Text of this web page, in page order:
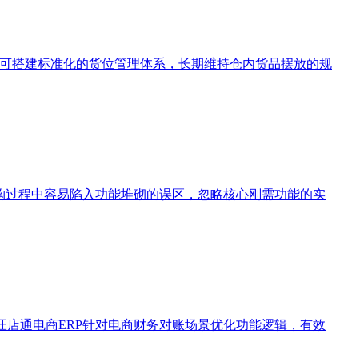
搭建标准化的货位管理体系，长期维持仓内货品摆放的规
程中容易陷入功能堆砌的误区，忽略核心刚需功能的实
通电商ERP针对电商财务对账场景优化功能逻辑，有效